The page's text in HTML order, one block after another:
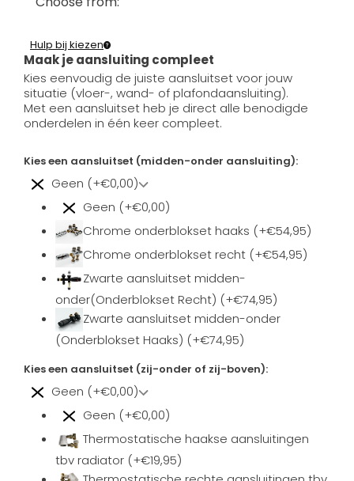
Maak je aansluiting compleet
Hulp bij kiezen
Kies eenvoudig de juiste aansluitset voor jouw
situatie (vloer-, wand- of plafondaansluiting).
Met een aansluitset heb je direct alle benodigde
onderdelen in één keer compleet.
Kies een aansluitset (midden-onder aansluiting):
Geen (+€0,00)
Geen (+€0,00)
Chrome onderblokset haaks (+€54,95)
Chrome onderblokset recht (+€54,95)
Zwarte aansluitset midden-
onder(Onderblokset Recht) (+€74,95)
Zwarte aansluitset midden-onder
(Onderblokset Haaks) (+€74,95)
Kies een aansluitset (zij-onder of zij-boven):
Geen (+€0,00)
Geen (+€0,00)
Thermostatische haakse aansluitingen
tbv radiator (+€19,95)